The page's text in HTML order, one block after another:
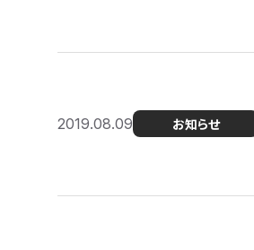
2019.08.09 お知らせ